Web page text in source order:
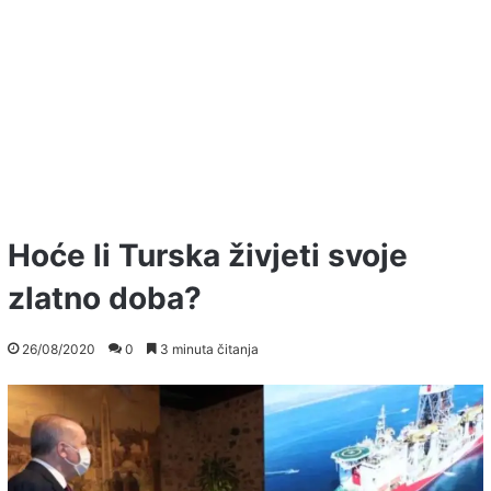
Hoće li Turska živjeti svoje
zlatno doba?
26/08/2020 0 3 minuta čitanja